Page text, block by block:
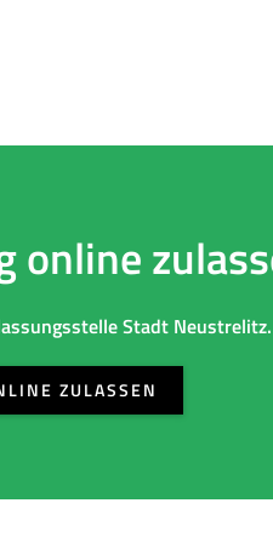
online
Stadt Neustrelitz.
ZULASSEN